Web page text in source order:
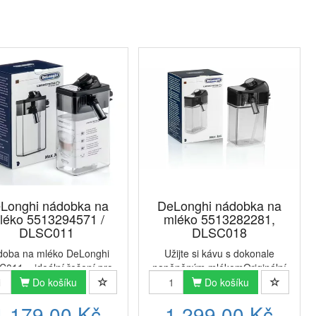
nádobka na
5513294571 /
DLSC011
na mléko DeLonghi
– ideální řešení pro
mléčné kávyOriginální
na mléko DeLonghi
(kód 5513294571) je
Do košíku
DeLonghi nádobka na
mléko 5513282281,
DLSC018
Užijte si kávu s dokonale
napěněným mlékemOriginální
mléčná konvice DeLonghi
DLSC018 (kód 5513282281) je
navržena pro všechny milovníky
Do košíku